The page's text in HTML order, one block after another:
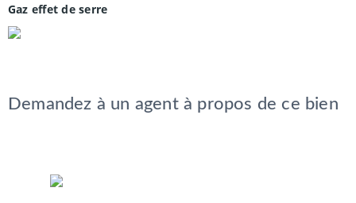
Gaz effet de serre
Demandez à un agent à propos de ce bien